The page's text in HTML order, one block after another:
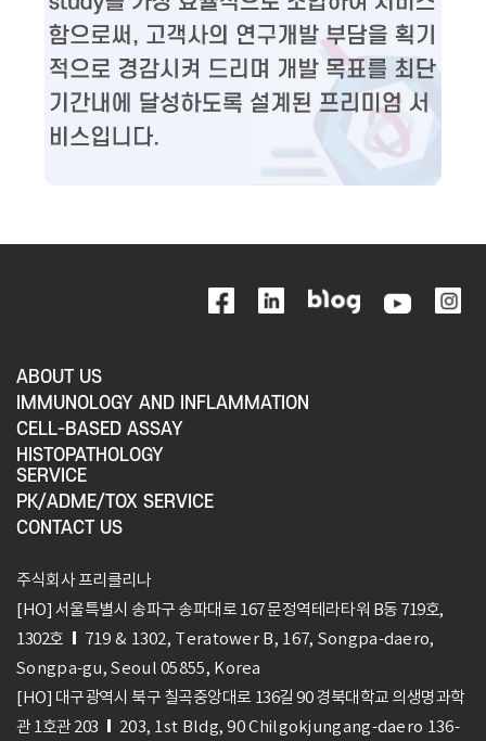
ABOUT US
IMMUNOLOGY AND INFLAMMATION
CELL-BASED ASSAY
HISTOPATHOLOGY
SERVICE
PK/ADME/TOX SERVICE
CONTACT US
주식회사 프리클리나
[HO] 서울특별시 송파구 송파대로 167 문정역테라타워 B동 719호,
1302호
719 & 1302, Teratower B, 167, Songpa-daero,
Songpa-gu, Seoul 05855, Korea
[HO] 대구광역시 북구 칠곡중앙대로 136길 90 경북대학교 의생명과학
관 1호관 203
203, 1st Bldg, 90 Chilgokjungang-daero 136-